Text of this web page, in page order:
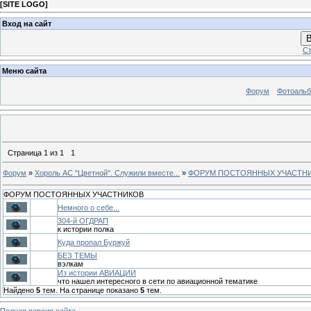
[SITE LOGO]
Вход на сайт
Меню сайта
Форум
Страница 1 из 1 1
Форум » Хороль АС "Цветной". Служили вместе... » ФОРУМ ПОСТОЯННЫХ
ФОРУМ ПОСТОЯННЫХ УЧАСТНИКОВ
Немного о себе...
304-й ОГДРАП
к истории полка
Куда пропал Буржуй
БЕЗ ТЕМЫ
вэлкам
Из истории АВИАЦИИ
что нашел интересного в сети по авиационной тематике
Найдено 5 тем. На странице показано 5 тем.